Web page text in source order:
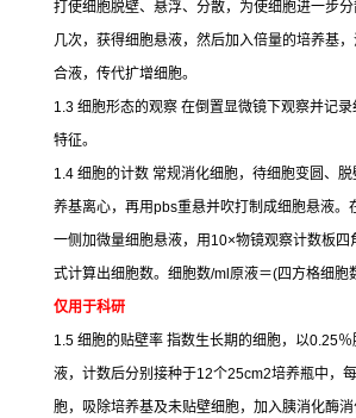
打使细胞脱壁、悬浮、分散，为使细胞进一步分
几次，获得细胞悬液，然后加入倍量的培养基
合液，传代扩增细胞。
1.3 细胞形态的观察 在倒置显微镜下观察并记
特征。
1.4 细胞的计数 常规消化细胞，待细胞变圆、
养基离心，再用pbs重悬并吹打制成细胞悬液。
一侧加微量细胞悬液，用 10×物镜观察计数板四
式计算出细胞数。细胞数/ml 原液＝(四方格细胞
仅用于科研
1.5 细胞的贴壁率 指数生长期的细胞，以0.25％
液，计数后分别接种于12个25cm2培养瓶中，
胞，吸除培养基及未贴壁细胞，加入胰消化酶消